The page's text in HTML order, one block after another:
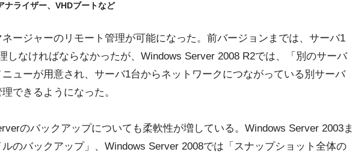
ナライザー、VHDブートなど
ネージャーのリモート管理が可能になった。前バージョンまでは、サーバ1
しなければならなかったが、Windows Server 2008 R2では、「別のサーバ
ューが用意され、サーバ1台からネットワークにつながっている別サーバ
できるようになった。
のバックアップについても柔軟性が増している。Windows Server 2003ま
のバックアップ」、Windows Server 2008では「スナップショット全体の